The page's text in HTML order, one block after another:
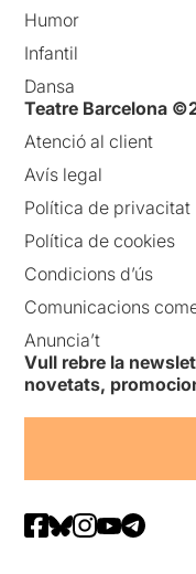
Humor
Infantil
Dansa
Teatre Barcelona
Atenció al client
Avís legal
Política de privacitat
Política de cookies
Condicions d’ús
Comunicacions
Anuncia’t
Vull rebre la
novetats,